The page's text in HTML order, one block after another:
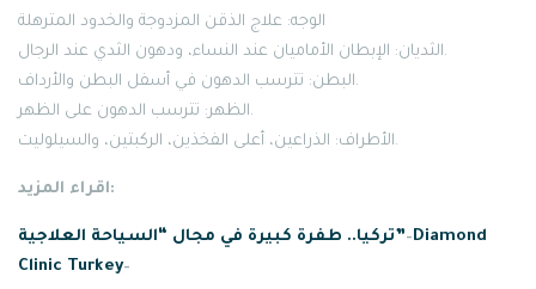
الوجه: علاج الذقن المزدوجة والخدود المترهلة
الثديان: الإبطان الأماميان عند النساء، ودهون الثدي عند الرجال.
البطن: تترسب الدهون في أسفل البطن والأرداف.
الظهر: تترسب الدهون على الظهر.
الأطراف: الذراعين، أعلى الفخذين، الركبتين، والسيلوليت.
اقراء المزيد:
تركيا.. طفرة كبيرة في مجال “السياحة العلاجية”–Diamond
Clinic Turkey–